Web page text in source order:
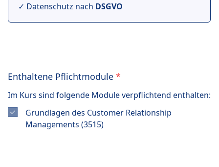
✓ Datenschutz nach DSGVO
Enthaltene Pflichtmodule *
Im Kurs sind folgende Module verpflichtend enthalten:
Grundlagen des Customer Relationship
Managements (3515)